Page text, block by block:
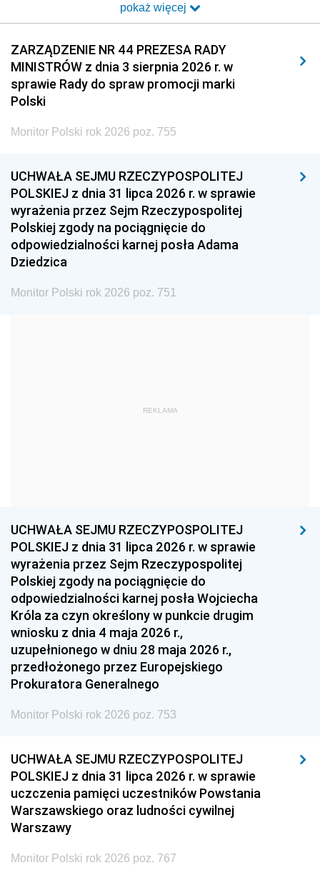
2014 2013 2012
2011 2010 2009
2008 2007 2006
2005
1996 1995 1994
1993 1992 1991
1990 1989
1987 1986 1985
1968
1954 1953 1952
1951 1950 1949
1948 1947
1939 1938 1937
1936 1930
pokaż więcej
ZARZĄDZENIE NR 44 PREZESA RADY
MINISTRÓW z dnia 3 sierpnia 2026 r. w
sprawie Rady do spraw promocji marki
Polski
Monitor Polski rok 2026 poz. 755
UCHWAŁA SEJMU RZECZYPOSPOLITEJ
POLSKIEJ z dnia 31 lipca 2026 r. w sprawie
wyrażenia przez Sejm Rzeczypospolitej
Polskiej zgody na pociągnięcie do
odpowiedzialności karnej posła Adama
Dziedzica
Monitor Polski rok 2026 poz. 751
REKLAMA
UCHWAŁA SEJMU RZECZYPOSPOLITEJ
POLSKIEJ z dnia 31 lipca 2026 r. w sprawie
wyrażenia przez Sejm Rzeczypospolitej
Polskiej zgody na pociągnięcie do
odpowiedzialności karnej posła Wojciecha
Króla za czyn określony w punkcie drugim
wniosku z dnia 4 maja 2026 r.,
uzupełnionego w dniu 28 maja 2026 r.,
przedłożonego przez Europejskiego
Prokuratora Generalnego
Monitor Polski rok 2026 poz. 753
UCHWAŁA SEJMU RZECZYPOSPOLITEJ
POLSKIEJ z dnia 31 lipca 2026 r. w sprawie
uczczenia pamięci uczestników Powstania
Warszawskiego oraz ludności cywilnej
Warszawy
Monitor Polski rok 2026 poz. 767